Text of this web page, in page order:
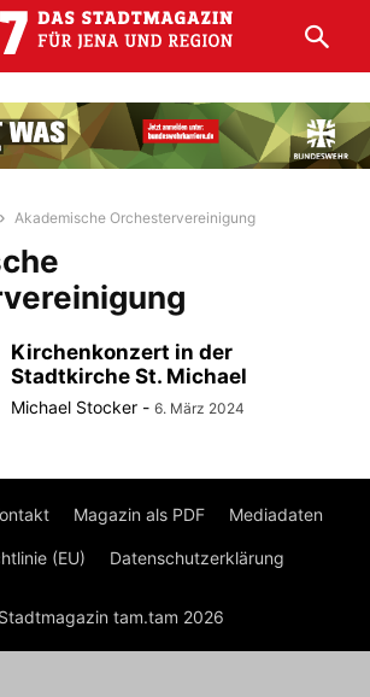
Akademische Orchestervereinigung
Kirchenkonzert in der
Stadtkirche St. Michael
Michael Stocker - 6. März 2024
Magazin als PDF Mediadaten
(EU) Datenschutzerklärung
tam.tam 2026